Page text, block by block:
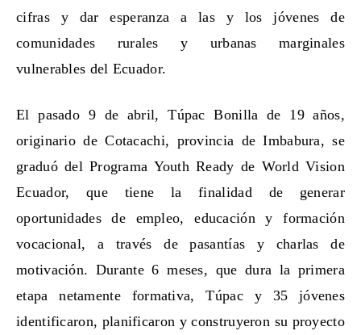
cifras y dar esperanza a las y los jóvenes de
comunidades rurales y urbanas marginales
vulnerables del Ecuador.
El pasado 9 de abril, Túpac Bonilla de 19 años,
originario de Cotacachi, provincia de Imbabura, se
graduó del Programa Youth Ready de World Vision
Ecuador, que tiene la finalidad de generar
oportunidades de empleo, educación y formación
vocacional, a través de pasantías y charlas de
motivación. Durante 6 meses, que dura la primera
etapa netamente formativa, Túpac y 35 jóvenes
identificaron, planificaron y construyeron su proyecto